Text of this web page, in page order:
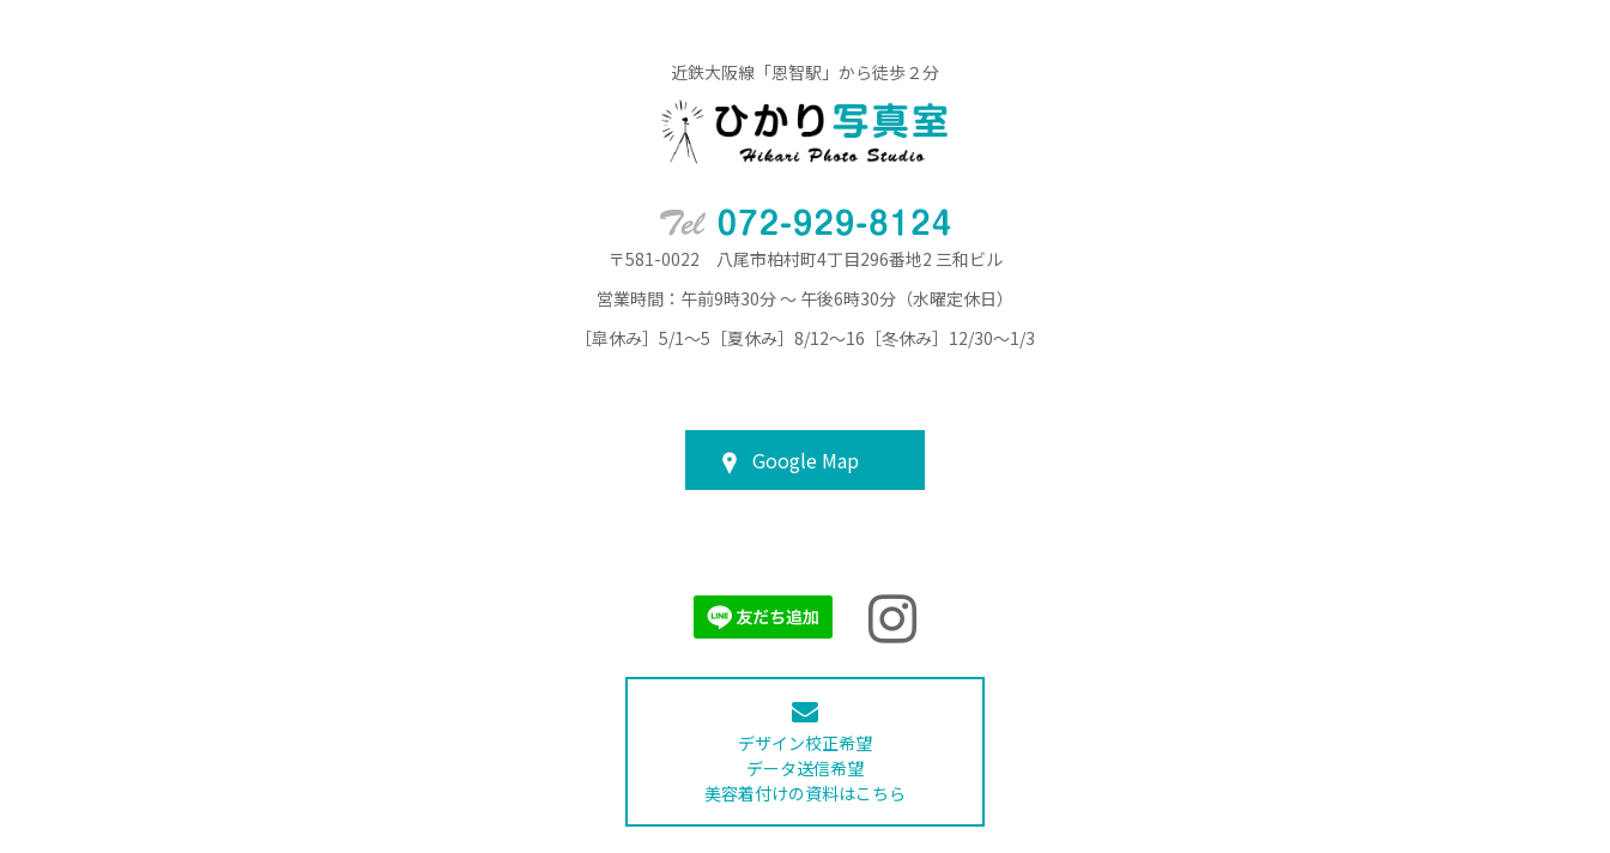
近鉄大阪線「恩智駅」から徒歩２分
〒581-0022 八尾市柏村町4丁目296番地2 三和ビル
営業時間：午前9時30分 ～ 午後6時30分（水曜定休日）
［皐休み］5/1～5［夏休み］8/12～16［冬休み］12/30～1/3
Google Map
デザイン校正希望
データ送信希望
美容着付けの資料はこちら